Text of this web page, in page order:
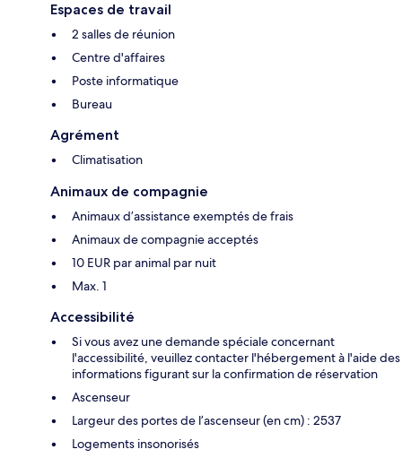
Espaces de travail
2 salles de réunion
Centre d'affaires
Poste informatique
Bureau
Agrément
Climatisation
Animaux de compagnie
Animaux d’assistance exemptés de frais
Animaux de compagnie acceptés
10 EUR par animal par nuit
Max. 1
Accessibilité
Si vous avez une demande spéciale concernant
l'accessibilité, veuillez contacter l'hébergement à l'aide des
informations figurant sur la confirmation de réservation
Ascenseur
Largeur des portes de l’ascenseur (en cm) : 2537
Logements insonorisés